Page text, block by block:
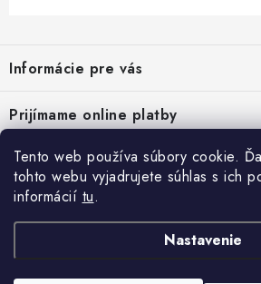
Tento web používa súbory cookie.
tohto webu vyjadrujete súhlas s ich
informácií tu.
Nastavenie
p
ä
t
Informácie pre vás
Reklamačný poriadok - formulár
Kontakt
Prijímame online platby
Prihlásenie
E-mail
Facebook
Posledné hodnotenie produktov